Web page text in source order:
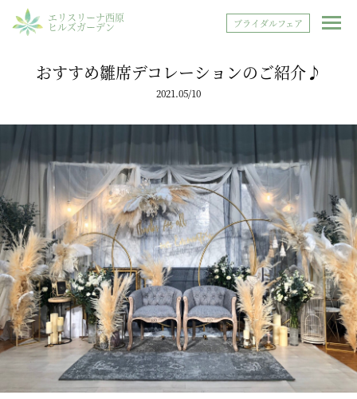
エリスリーナ西原
ヒルズガーデン ブライダルフェア
おすすめ雛席デコレーションのご紹介♪
2021.05/10